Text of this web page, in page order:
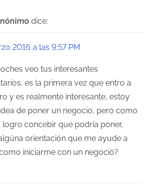
dice:
2016 a las 9:57 PM
veo tus interesantes
es la primera vez que entro a
y es realmente interesante, estoy
de poner un negocio, pero como
logro concebir que podría poner,
orientación que me ayude a
iniciarme con un negoció?